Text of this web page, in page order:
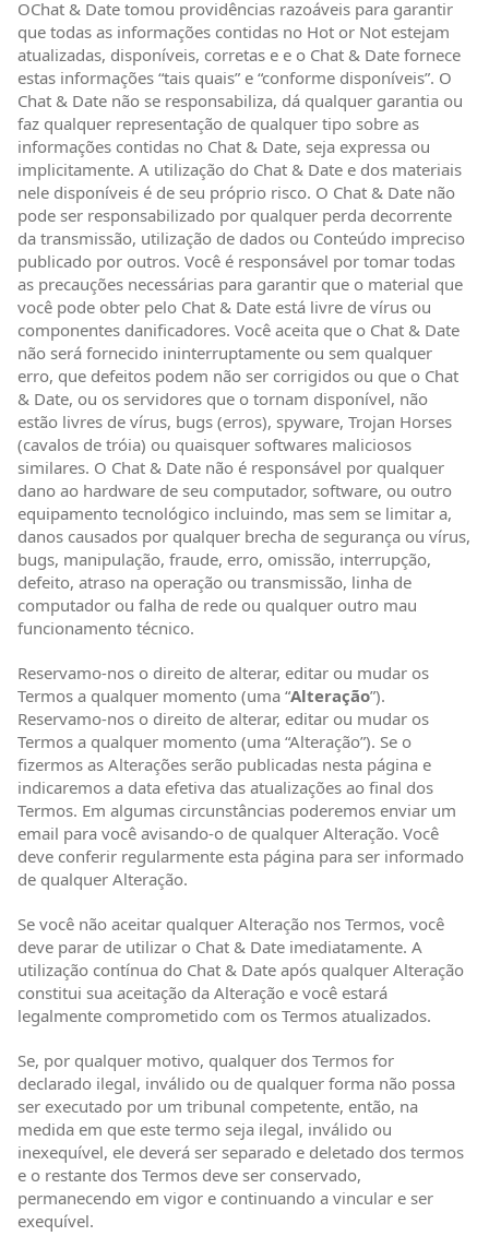
OChat & Date tomou providências razoáveis para garantir
que todas as informações contidas no Hot or Not estejam
atualizadas, disponíveis, corretas e e o Chat & Date fornece
estas informações “tais quais” e “conforme disponíveis”. O
Chat & Date não se responsabiliza, dá qualquer garantia ou
faz qualquer representação de qualquer tipo sobre as
informações contidas no Chat & Date, seja expressa ou
implicitamente. A utilização do Chat & Date e dos materiais
nele disponíveis é de seu próprio risco. O Chat & Date não
pode ser responsabilizado por qualquer perda decorrente
da transmissão, utilização de dados ou Conteúdo impreciso
publicado por outros. Você é responsável por tomar todas
as precauções necessárias para garantir que o material que
você pode obter pelo Chat & Date está livre de vírus ou
componentes danificadores. Você aceita que o Chat & Date
não será fornecido ininterruptamente ou sem qualquer
erro, que defeitos podem não ser corrigidos ou que o Chat
& Date, ou os servidores que o tornam disponível, não
estão livres de vírus, bugs (erros), spyware, Trojan Horses
(cavalos de tróia) ou quaisquer softwares maliciosos
similares. O Chat & Date não é responsável por qualquer
dano ao hardware de seu computador, software, ou outro
equipamento tecnológico incluindo, mas sem se limitar a,
danos causados por qualquer brecha de segurança ou vírus,
bugs, manipulação, fraude, erro, omissão, interrupção,
defeito, atraso na operação ou transmissão, linha de
computador ou falha de rede ou qualquer outro mau
funcionamento técnico.
Reservamo-nos o direito de alterar, editar ou mudar os
Termos a qualquer momento (uma “Alteração”).
Reservamo-nos o direito de alterar, editar ou mudar os
Termos a qualquer momento (uma “Alteração”). Se o
fizermos as Alterações serão publicadas nesta página e
indicaremos a data efetiva das atualizações ao final dos
Termos. Em algumas circunstâncias poderemos enviar um
email para você avisando-o de qualquer Alteração. Você
deve conferir regularmente esta página para ser informado
de qualquer Alteração.
Se você não aceitar qualquer Alteração nos Termos, você
deve parar de utilizar o Chat & Date imediatamente. A
utilização contínua do Chat & Date após qualquer Alteração
constitui sua aceitação da Alteração e você estará
legalmente comprometido com os Termos atualizados.
Se, por qualquer motivo, qualquer dos Termos for
declarado ilegal, inválido ou de qualquer forma não possa
ser executado por um tribunal competente, então, na
medida em que este termo seja ilegal, inválido ou
inexequível, ele deverá ser separado e deletado dos termos
e o restante dos Termos deve ser conservado,
permanecendo em vigor e continuando a vincular e ser
exequível.